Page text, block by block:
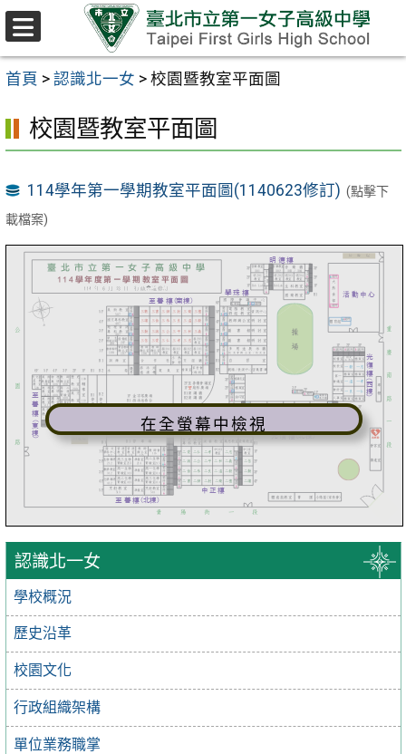
跳至主要內容區
首頁 > 認識北一女 > 校園暨教室平面圖
認識北一女
學校概況
歷史沿革
校園文化
行政組織架構
單位業務職掌
校園暨教室平面圖
114學年第一學期教室平面圖(1140623修訂) (點擊下
載檔案)
在全螢幕中檢視
選
單